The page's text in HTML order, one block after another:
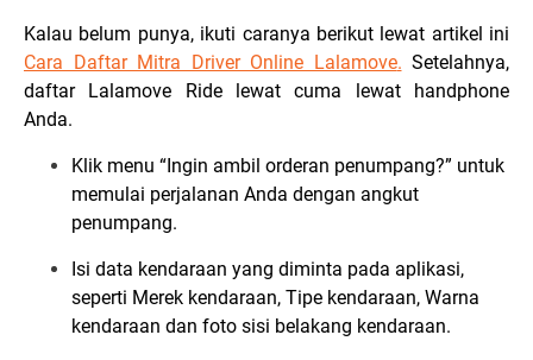
Kalau belum punya, ikuti caranya berikut lewat artikel ini
Cara Daftar Mitra Driver Online Lalamove. Setelahnya,
daftar Lalamove Ride lewat cuma lewat handphone
Anda.
Klik menu “Ingin ambil orderan penumpang?” untuk
memulai perjalanan Anda dengan angkut
penumpang.
Isi data kendaraan yang diminta pada aplikasi,
seperti Merek kendaraan, Tipe kendaraan, Warna
kendaraan dan foto sisi belakang kendaraan.